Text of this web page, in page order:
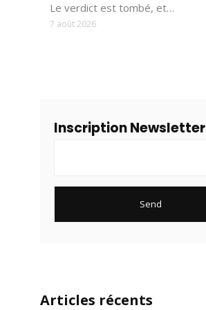
Le verdict est tombé, et…
7 août 2026
Inscription Newsletter
Articles récents